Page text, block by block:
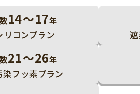
14～17年
リコンプラン
21～26年
染フッ素プラン